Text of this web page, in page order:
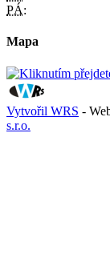
PÁ:
Mapa
Vytvořil WRS -
s.r.o.